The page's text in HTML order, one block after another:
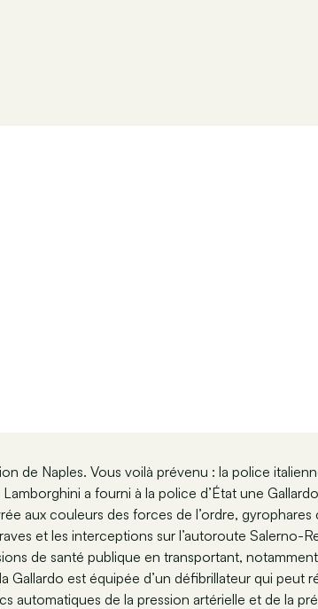
de Naples. Vous voilà prévenu : la police
a fourni à la police d’État une
aux couleurs des forces de l’ordre, gyrophares
et les interceptions sur l’autoroute Salerno-
de santé publique en transportant,
Gallardo est équipée d’un défibrillateur qui peut
automatiques de la pression artérielle et de la